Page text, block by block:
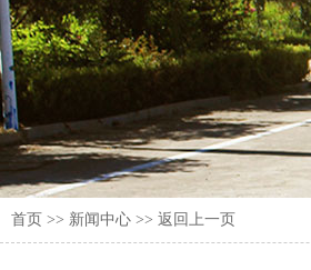
首页 >> 新闻中心 >> 返回上一页